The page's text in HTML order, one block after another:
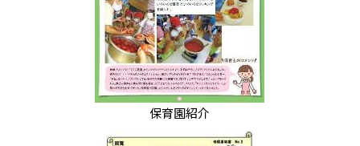
保育園紹介